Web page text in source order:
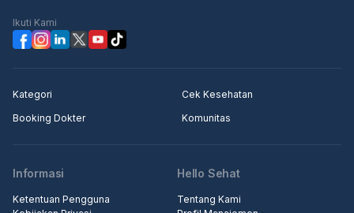
Ikuti Kami
Kategori
Cek Kesehatan
Booking Dokter
Komunitas
Informasi
Ketentuan Pengguna
Hello Sehat
Tentang Kami